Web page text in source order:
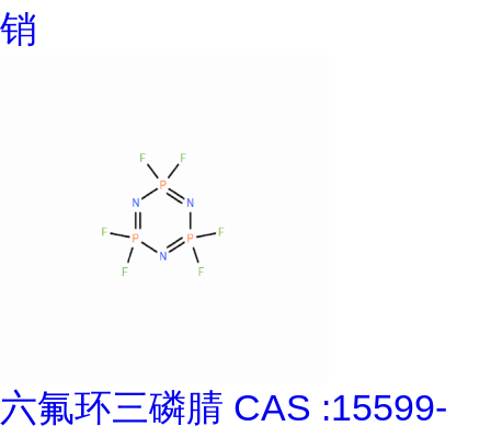
销
六氟环三磷腈 CAS :15599-